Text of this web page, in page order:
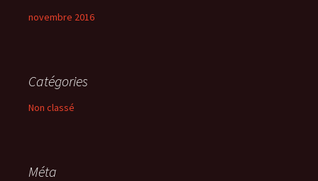
novembre 2016
Catégories
Non classé
Méta